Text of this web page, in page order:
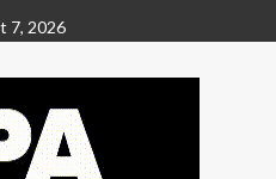
7, 2026